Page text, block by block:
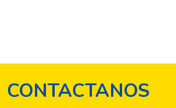
CONTACTANOS